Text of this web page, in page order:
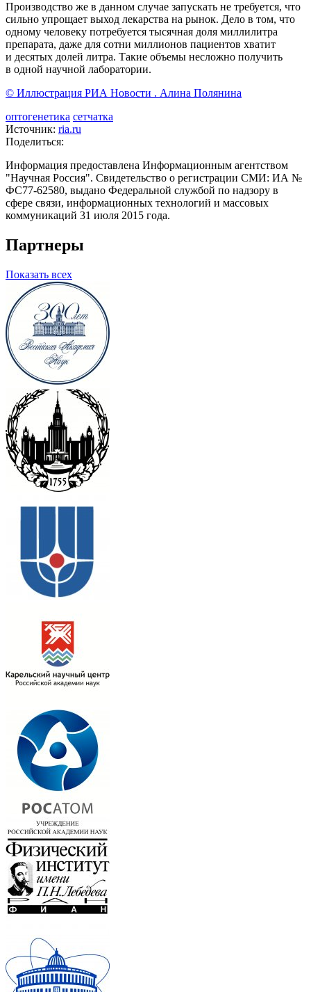
Производство же в данном случае запускать не требуется, что
сильно упрощает выход лекарства на рынок. Дело в том, что
одному человеку потребуется тысячная доля миллилитра
препарата, даже для сотни миллионов пациентов хватит
и десятых долей литра. Такие объемы несложно получить
в одной научной лаборатории.
© Иллюстрация РИА Новости . Алина Полянина
оптогенетика сетчатка
Источник: ria.ru
Поделиться:
Информация предоставлена Информационным агентством
"Научная Россия". Свидетельство о регистрации СМИ: ИА №
ФС77-62580, выдано Федеральной службой по надзору в
сфере связи, информационных технологий и массовых
коммуникаций 31 июля 2015 года.
Партнеры
Показать всех